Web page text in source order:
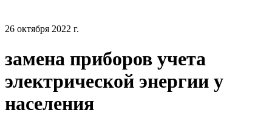
26 октября 2022 г.
замена приборов учета
электрической энергии у
населения